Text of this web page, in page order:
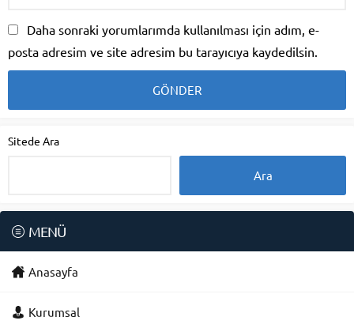
Daha sonraki yorumlarımda kullanılması için adım, e-
posta adresim ve site adresim bu tarayıcıya kaydedilsin.
Sitede Ara
MENÜ
Anasayfa
Kurumsal